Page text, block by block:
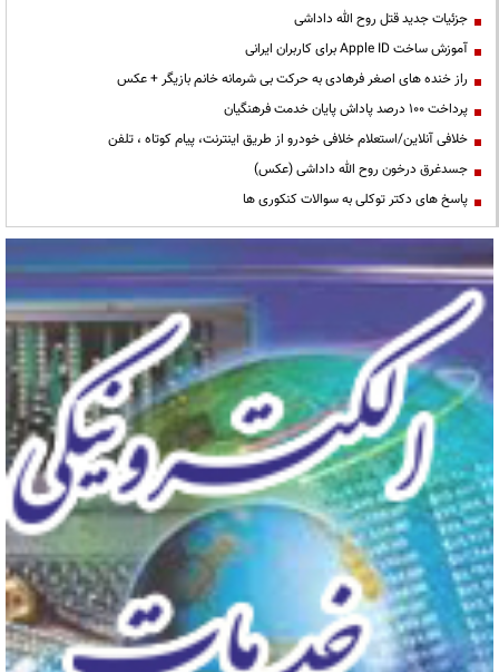
جزئیات جدید قتل روح الله داداشی
آموزش ساخت Apple ID برای کاربران ایرانی
راز خنده های اصغر فرهادی به حرکت بی شرمانه خانم بازیگر + عکس
پرداخت ۱۰۰ درصد پاداش پایان خدمت فرهنگیان
خلافی آنلاین/استعلام خلافی خودرو از طریق اینترنت، پیام کوتاه ، تلفن
جسدغرق درخون روح الله داداشی (عکس)
پاسخ های دکتر توکلی به سوالات کنکوری ها